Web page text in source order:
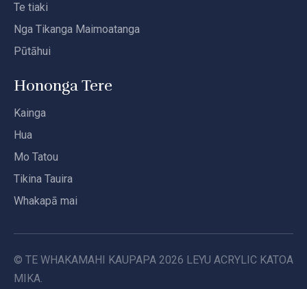
Te tiaki
Nga Tikanga Maimoatanga
Pūtāhui
Hononga Tere
Kainga
Hua
Mo Tatou
Tikina Tauira
Whakapā mai
© TE WHAKAMAHI KAUPAPA 2026 LEYU ACRYLIC KATOA
MIKA.